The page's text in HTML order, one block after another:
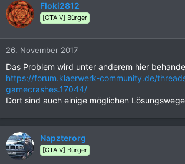
Floki2812
[GTA V] Bürger
26. November 2017
Das Problem wird unter anderem hier
https://forum.klaerwerk-community.de/
gamecrashes.17044/
Dort sind auch einige möglichen
Napzterorg
[GTA V] Bürger